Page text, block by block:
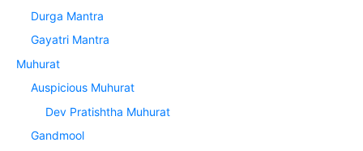
Durga Mantra
Gayatri Mantra
Muhurat
Auspicious Muhurat
Dev Pratishtha Muhurat
Gandmool